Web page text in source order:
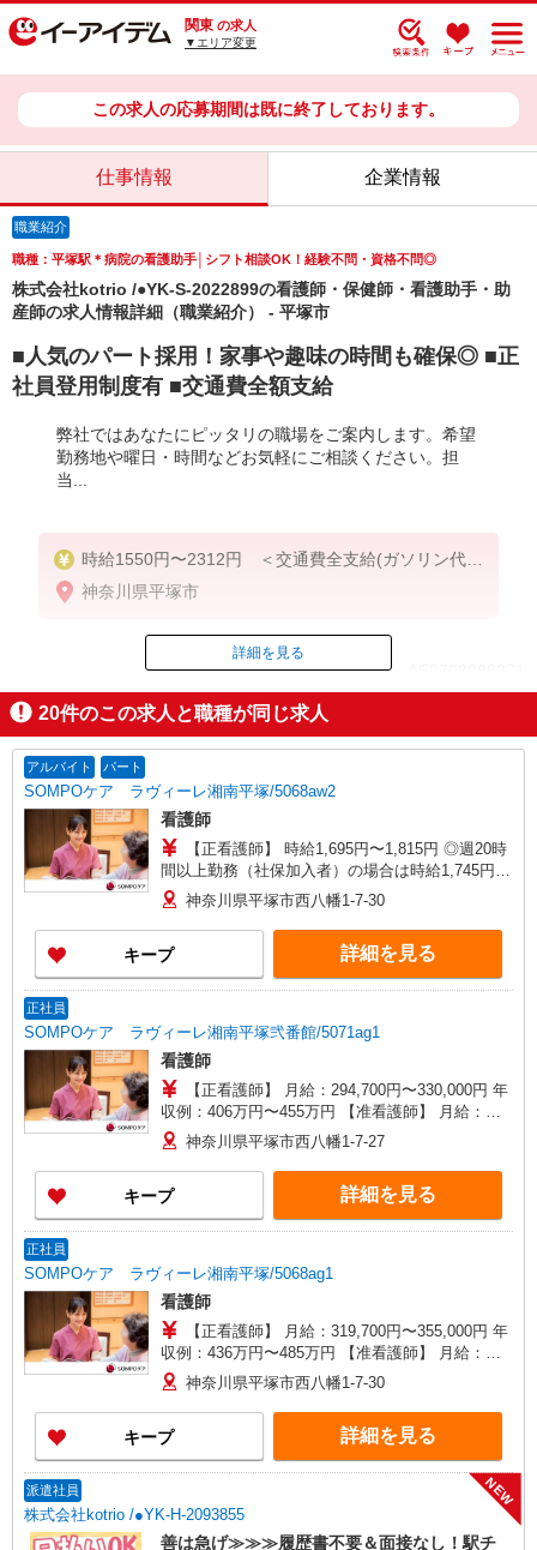
関東 の求人
▼エリア変更
この求人の応募期間は既に終了しております。
仕事情報 企業情報
職業紹介
職種：平塚駅＊病院の看護助手│シフト相談OK！経験不問・資格不問◎
株式会社kotrio /●YK-S-2022899の看護師・保健師・看護助手・助
産師の求人情報詳細（職業紹介） - 平塚市
■人気のパート採用！家事や趣味の時間も確保◎ ■正
社員登用制度有 ■交通費全額支給
弊社ではあなたにピッタリの職場をご案内します。希望
勤務地や曜日・時間などお気軽にご相談ください。担
当...
時給1550円〜2312円 ＜交通費全支給(ガソリン代含
む)＞
神奈川県平塚市
ID：AE0708988371
掲載期間終了
詳細を見る
20件のこの求人と職種が同じ求人
アルバイト パート
SOMPOケア ラヴィーレ湘南平塚/5068aw2
看護師
【正看護師】 時給1,695円〜1,815円 ◎週20時
間以上勤務（社保加入者）の場合は時給1,745円〜
1,865円 ★夜勤：1勤務32,120円〜34,840円 【准看
護師】 時給1,395円〜1,515円 ◎週20時間以上勤務
（社保加入者）の場合は時給1,445円〜1,565円 ★
夜勤：1勤務27,320円〜30,040円
神奈川県平塚市西八幡1-7-30
キープ 詳細を見る
正社員
SOMPOケア ラヴィーレ湘南平塚弐番館/5071ag1
看護師
【正看護師】 月給：294,700円〜330,000円 年
収例：406万円〜455万円 【准看護師】 月給：
269,000円〜304,300円 年収例：370万円〜419万円
【賞与】あり（年2回） ※月給は職務手当、働き
がい向上手当、日祝手当（月平均2回分）等、 毎
月平均的に支払われる手当を含みます。 ◎月給は
経験により異なります。 ◎残業時は別途時間外手
年支給
神奈川県平塚市西八幡1-7-27
キープ 詳細を見る
正社員
SOMPOケア ラヴィーレ湘南平塚/5068ag1
看護師
【正看護師】 月給：319,700円〜355,000円 年
収例：436万円〜485万円 【准看護師】 月給：
294,000円〜329,300円 年収例：400万円〜449万円
【賞与】あり（年2回） ※月給は職務手当、働き
がい向上手当、日祝手当（月平均2回分）、夜勤手
当（月平均5回分）等、毎月平均的に支払われる手
当を含みます。 ◎月給は経験により異なります。
◎残業時は別途時間外手当支給（超過1分〜） ◎
賞与 基本給2.08ヶ月分/年支給
神奈川県平塚市西八幡1-7-30
キープ 詳細を見る
派遣社員
株式会社kotrio /●YK-H-2093855
NEW
善は急げ≫≫≫履歴書不要＆面接なし！駅チ